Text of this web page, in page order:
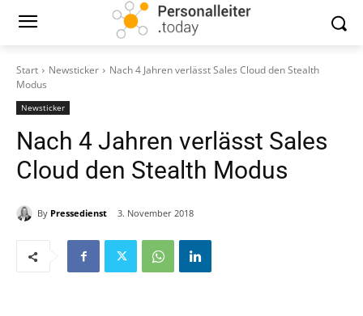
Start Newsticker
Nach 4 Jahren verlässt Sales Cloud den Stealth
Modus
Newsticker
Nach 4 Jahren verlässt Sales
Cloud den Stealth Modus
By Pressedienst 3. November 2018